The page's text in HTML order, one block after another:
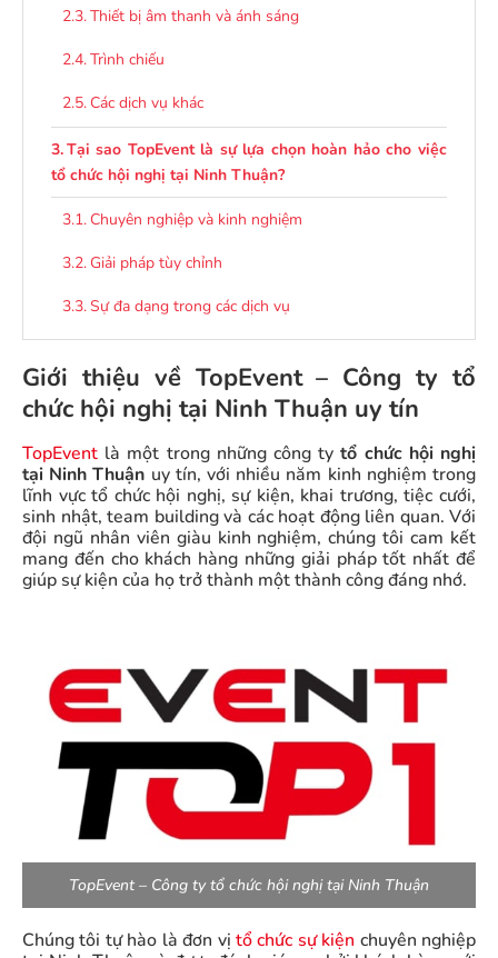
Thiết bị âm thanh và ánh sáng
Trình chiếu
Các dịch vụ khác
Tại sao TopEvent là sự lựa chọn hoàn hảo cho việc
tổ chức hội nghị tại Ninh Thuận?
Chuyên nghiệp và kinh nghiệm
Giải pháp tùy chỉnh
Sự đa dạng trong các dịch vụ
Tập trung vào chi tiết
Các dịch vụ thêm
Câu hỏi thường gặp về dịch vụ tổ chức hội nghị tại
Ninh Thuận
Giới thiệu về TopEvent – Công ty tổ
chức hội nghị tại Ninh Thuận uy tín
TopEvent là một trong những công tytổ chức hội nghị
tại Ninh Thuận uy tín, với nhiều năm kinh nghiệm trong
lĩnh vực tổ chức hội nghị, sự kiện, khai trương, tiệc cưới,
sinh nhật, team building và các hoạt động liên quan. Với
đội ngũ nhân viên giàu kinh nghiệm, chúng tôi cam kết
mang đến cho khách hàng những giải pháp tốt nhất để
giúp sự kiện của họ trở thành một thành công đáng nhớ.
TopEvent – Công ty tổ chức hội nghị tại Ninh Thuận
Chúng tôi tự hào là đơn vị tổ chức sự kiện chuyên nghiệp